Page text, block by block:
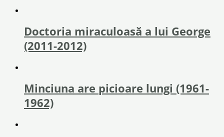
Doctoria miraculoasă a lui George
(2011-2012)
Minciuna are picioare lungi (1961-
1962)